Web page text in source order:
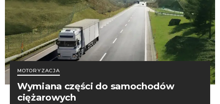
MOTORYZACJA
Wymiana części do samochodów
ciężarowych